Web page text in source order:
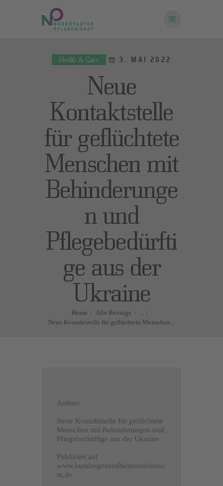
Health & Care 3. MAI 2022
Neue
Kontaktstelle
für geflüchtete
Menschen mit
Behinderunge
n und
Pflegebedürfti
ge aus der
Ukraine
Home Alle Beiträge
...
Neue Kontaktstelle für geflüchtete Menschen...
FRAGEN UND
ANTWORTEN
KONTAKT
Author:
Neue Kontaktstelle für geflüchtete
Menschen mit Behinderungen und
Pflegebedürftige aus der Ukraine
Publiziert auf
www.bundesgesundheitsministeriu
m.de